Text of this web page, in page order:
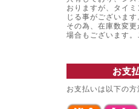
おりますが、タイ
じる事がございます
その為、在庫数変
場合もございます
お支
お支払いは以下の